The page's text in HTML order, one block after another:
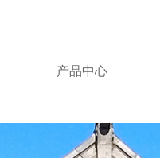
产品中心